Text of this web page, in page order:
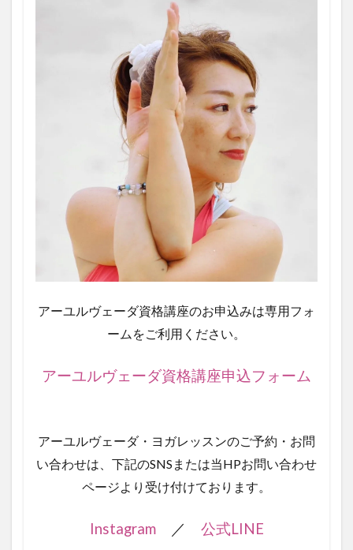
アーユルヴェーダ資格講座のお申込みは専用フォ
ームをご利用ください。
アーユルヴェーダ資格講座申込フォーム
アーユルヴェーダ・ヨガレッスンのご予約・お問
い合わせは、 下記のSNSまたは当HPお問い合わせ
ページより受け付けております。
Instagram／ 公式LINE